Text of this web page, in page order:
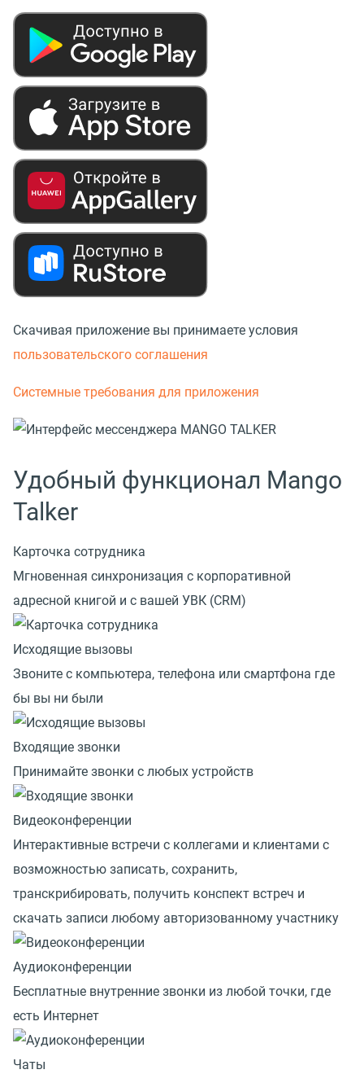
Скачивая приложение вы принимаете условия
пользовательского соглашения
Системные требования для приложения
Удобный функционал Mango
Talker
Карточка сотрудника
Мгновенная синхронизация с корпоративной
адресной книгой и с вашей УВК (CRM)
Исходящие вызовы
Звоните с компьютера, телефона или смартфона где
бы вы ни были
Входящие звонки
Принимайте звонки с любых устройств
Видеоконференции
Интерактивные встречи с коллегами и клиентами с
возможностью записать, сохранить,
транскрибировать, получить конспект встреч и
скачать записи любому авторизованному участнику
Аудиоконференции
Бесплатные внутренние звонки из любой точки, где
есть Интернет
Чаты